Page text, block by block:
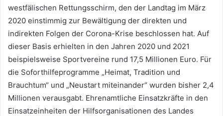
westfälischen Rettungsschirm, den der Landtag im März
2020 einstimmig zur Bewältigung der direkten und
indirekten Folgen der Corona-Krise beschlossen hat. Auf
dieser Basis erhielten in den Jahren 2020 und 2021
beispielsweise Sportvereine rund 17,5 Millionen Euro. Für
die Soforthilfeprogramme „Heimat, Tradition und
Brauchtum“ und „Neustart miteinander“ wurden bisher 2,4
Millionen verausgabt. Ehrenamtliche Einsatzkräfte in den
Einsatzeinheiten der Hilfsorganisationen des Landes